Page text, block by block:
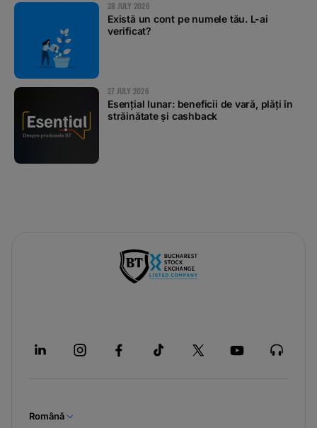
28 JULY 2026
Există un cont pe numele tău. L-ai
verificat?
27 JULY 2026
Esențial lunar: beneficii de vară, plăți în
străinătate și cashback
Română